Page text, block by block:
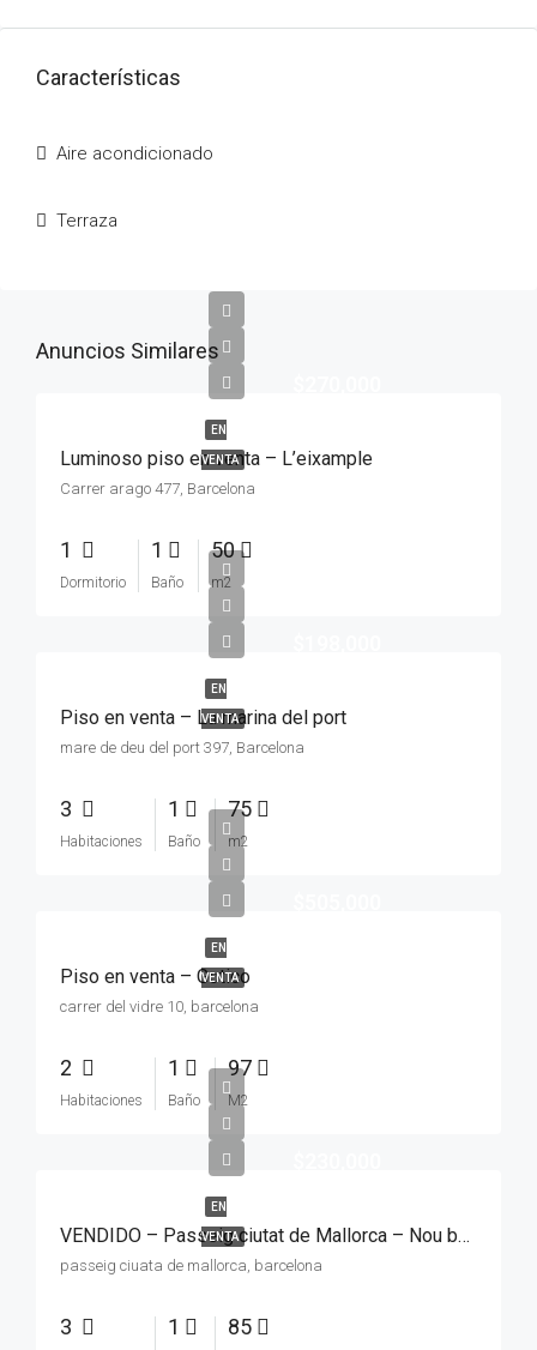
Características
Aire acondicionado
Terraza
Anuncios Similares
EN
VENTA
Luminoso piso en venta – L’eixample
Carrer arago 477, Barcelona
1
Dormitorio
1
Baño
50
m2
EN
VENTA
Piso en venta – La marina del port
mare de deu del port 397, Barcelona
3
Habitaciones
1
Baño
75
m2
EN
VENTA
Piso en venta – Gotico
carrer del vidre 10, barcelona
2
Habitaciones
1
Baño
97
M2
EN
VENTA VENDIDO – Passeig ciutat de Mallorca – Nou barris
passeig ciuata de mallorca, barcelona
3 1 85